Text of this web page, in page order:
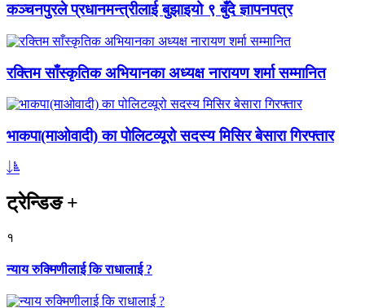
कञ्चनपुरले प्रधानमन्त्रीलाई बुझाइयो ९ बुँदे ज्ञापनपत्र
रक्तिम साँस्कृतिक अभियानका अध्यक्ष नारायण शर्मा सम्मानित
भाकपा(माओवादी) का पोलिटव्यूरो सदस्य मिसिर बेसारा गिरफ्तार
ट्रेन्डिङ+
१
न्याय रुक्मिणीलाई कि राधालाई ?